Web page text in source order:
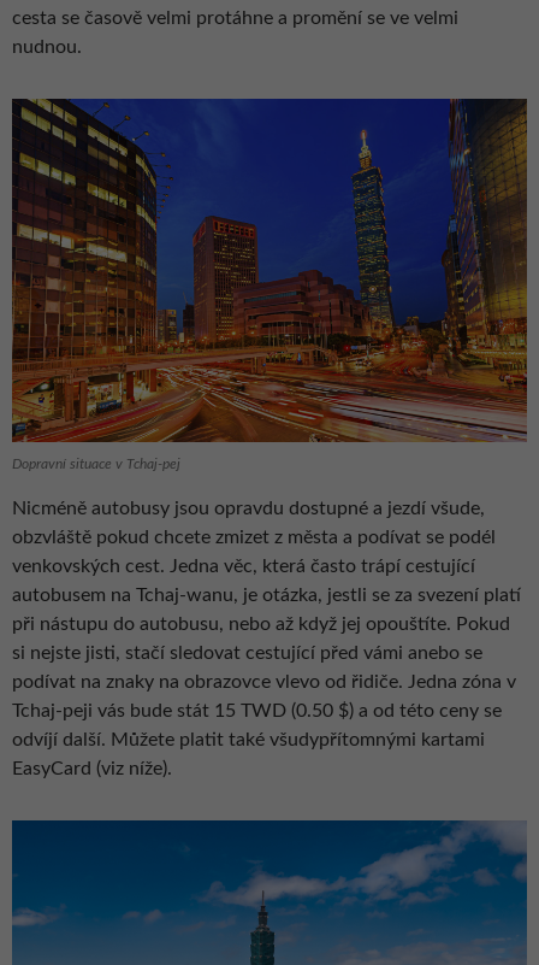
cesta se časově velmi protáhne a promění se ve velmi
nudnou.
Dopravní situace v Tchaj-pej
Nicméně autobusy jsou opravdu dostupné a jezdí všude,
obzvláště pokud chcete zmizet z města a podívat se podél
venkovských cest. Jedna věc, která často trápí cestující
autobusem na Tchaj-wanu, je otázka, jestli se za svezení platí
při nástupu do autobusu, nebo až když jej opouštíte. Pokud
si nejste jisti, stačí sledovat cestující před vámi anebo se
podívat na znaky na obrazovce vlevo od řidiče. Jedna zóna v
Tchaj-peji vás bude stát 15 TWD (0.50 $) a od této ceny se
odvíjí další. Můžete platit také všudypřítomnými kartami
EasyCard (viz níže).